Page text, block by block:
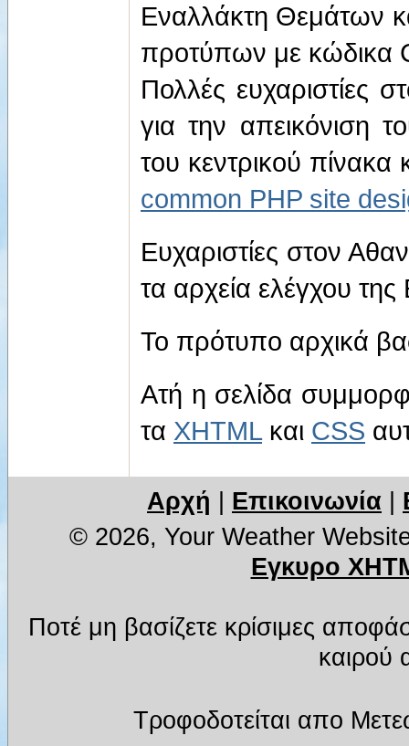
Εναλλάκτη Θεμάτων
προτύπων με κώδικα
Πολλές ευχαριστίες
για την απεικόνιση
του κεντρικού
common PHP site
Ευχαριστίες στον
τα αρχεία ελέγχου
Το πρότυπο αρχικά
Ατή η σελίδα
τα XHTMLκαι CSS
Αρχή Επικοινωνία
© 2026, Your Weather
Εγκυρο
Ποτέ μη βασίζετε κρίσιμες
καιρού
Τροφοδοτείται απο